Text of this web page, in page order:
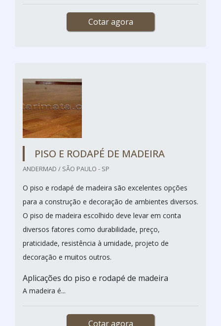
Cotar agora
PISO E RODAPÉ DE MADEIRA
ANDERMAD / SÃO PAULO - SP
O piso e rodapé de madeira são excelentes opções
para a construção e decoração de ambientes diversos.
O piso de madeira escolhido deve levar em conta
diversos fatores como durabilidade, preço,
praticidade, resistência à umidade, projeto de
decoração e muitos outros.
Aplicações do piso e rodapé de madeira
A madeira é...
Cotar agora